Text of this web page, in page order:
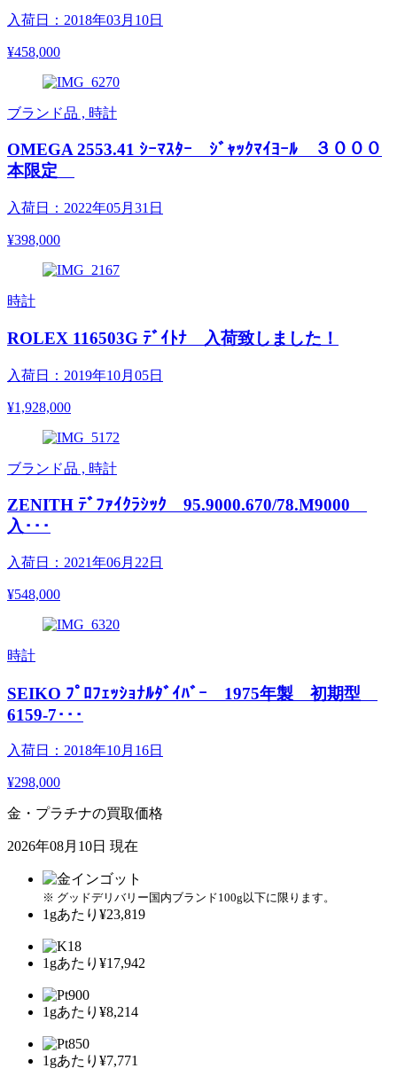
入荷日：2018年03月10日
¥458,000
ブランド品 , 時計
OMEGA 2553.41 ｼｰﾏｽﾀｰ ｼﾞｬｯｸﾏｲﾖｰﾙ ３０００
本限定
入荷日：2022年05月31日
¥398,000
時計
ROLEX 116503G ﾃﾞｲﾄﾅ 入荷致しました！
入荷日：2019年10月05日
¥1,928,000
ブランド品 , 時計
ZENITH ﾃﾞﾌｧｲｸﾗｼｯｸ 95.9000.670/78.M9000
入･･･
入荷日：2021年06月22日
¥548,000
時計
SEIKO ﾌﾟﾛﾌｪｯｼｮﾅﾙﾀﾞｲﾊﾞｰ 1975年製 初期型
6159-7･･･
入荷日：2018年10月16日
¥298,000
金・プラチナの買取価格
2026年08月10日 現在
※ グッドデリバリー国内ブランド100g以下に限ります。
1gあたり ¥23,819
1gあたり ¥17,942
1gあたり ¥8,214
1gあたり ¥7,771